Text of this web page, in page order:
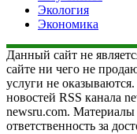
Экология
Экономика
Данный сайт не
сайте ни чего не
услуги не
новостей RSS канала
newsru.com.
ответственность за